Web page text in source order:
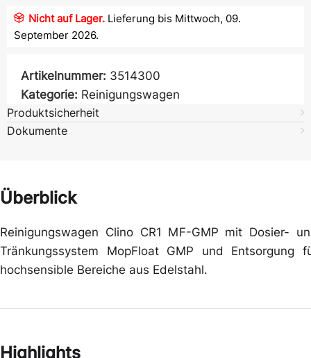
Nicht auf Lager. Lieferung bis Mittwoch, 09.
September 2026.
Artikelnummer: 3514300
Kategorie: Reinigungswagen
Produktsicherheit
Dokumente
Überblick
Reinigungswagen Clino CR1 MF-GMP mit Dosier-
Tränkungssystem MopFloat GMP und Entsorgung
hochsensible Bereiche aus Edelstahl.
Highlights